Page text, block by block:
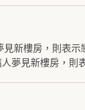
新樓房，則表
夢見新樓房，則